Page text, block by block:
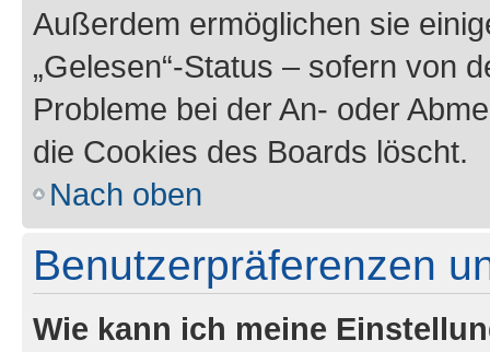
Außerdem ermöglichen sie
„Gelesen“-Status – sofern von
Probleme bei der An- oder
die Cookies des Boards löscht.
Nach oben
Benutzerpräferenzen
Wie kann ich meine